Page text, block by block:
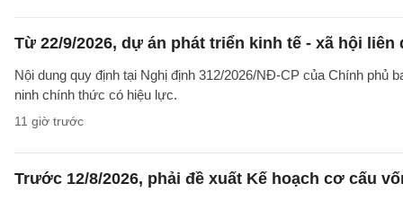
Từ 22/9/2026, dự án phát triển kinh tế - xã hội
Nội dung quy định tại Nghị định 312/2026/NĐ-CP của Chính phủ
ninh chính thức có hiệu lực.
11 giờ trước
Trước 12/8/2026, phải đề xuất Kế hoạch cơ cấu